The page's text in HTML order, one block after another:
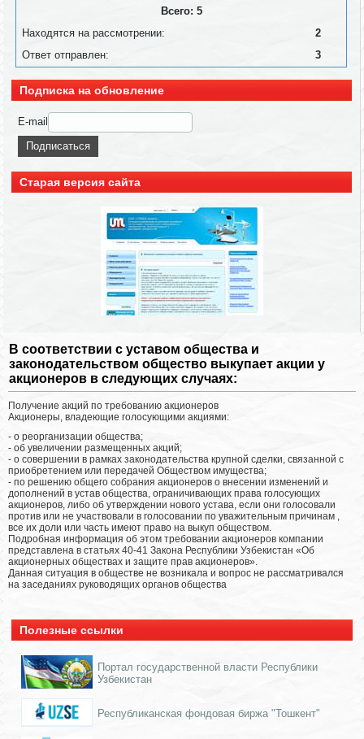
Всего: 5
Находятся на рассмотрении:
2
Ответ отправлен:
3
Подписка на обновление
E-mail
Старая версия сайта
В соответствии с уставом общества и
законодательством общество выкупает акции у
акционеров в следующих случаях:
Получение акций по требованию акционеров
Акционеры, владеющие голосующими акциями:
- о реорганизации общества;
- об увеличении размещенных акций;
- о совершении в рамках законодательства крупной сделки, связанной с
приобретением или передачей Обществом имущества;
- по решению общего собрания акционеров о внесении изменений и
дополнений в устав общества, ограничивающих права голосующих
акционеров, либо об утверждении нового устава, если они голосовали
против или не участвовали в голосовании по уважительным причинам ,
все их доли или часть имеют право на выкуп обществом.
Подробная информация об этом требовании акционеров компании
представлена ​​в статьях 40-41 Закона Республики Узбекистан «Об
акционерных обществах и защите прав акционеров».
Данная ситуация в обществе не возникала и вопрос не рассматривался
на заседаниях руководящих органов общества
Полезные ссылки
Портал государственной власти Республики
Узбекистан
Республиканская фондовая биржа "Тошкент"